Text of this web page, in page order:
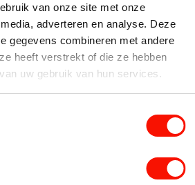
van onze site met onze
adverteren en analyse. Deze
gegevens combineren met andere
heeft verstrekt of die ze hebben
uw gebruik van hun services.
5-lichts E27 pendels
Calex Organic Evo